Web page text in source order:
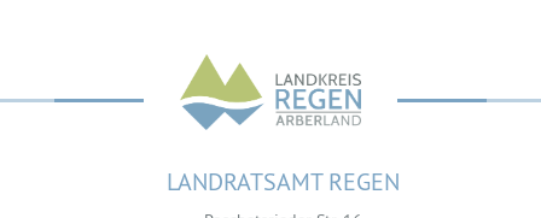
LANDRATSAMT REGEN